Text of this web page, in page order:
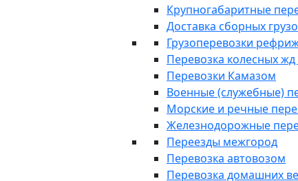
Крупногабаритные
Доставка сборных
Грузоперевозки
Перевозка колесных жд
Перевозки Камазом
Военные (служебные)
Морские и речные
Железнодорожные
Переезды межгород
Перевозка автовозом
Перевозка домашних